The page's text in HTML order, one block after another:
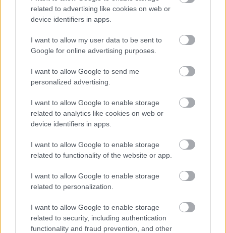
related to advertising like cookies on web or
device identifiers in apps.
I want to allow my user data to be sent to
Google for online advertising purposes.
I want to allow Google to send me
personalized advertising.
I want to allow Google to enable storage
related to analytics like cookies on web or
device identifiers in apps.
I want to allow Google to enable storage
related to functionality of the website or app.
I want to allow Google to enable storage
related to personalization.
I want to allow Google to enable storage
related to security, including authentication
functionality and fraud prevention, and other
Manchester United
Nya Ullevi, Göteborg
2026-08-08 17:00
2 nap 10 óra 21 perc 29 másodperc
AC MilanvsManchester United2026-08-15 18:00
ELŐZŐ MÉRKŐZÉSEK
Támogatás
Támogasd adományoddal
a ManUtdFanatics.hu működését!